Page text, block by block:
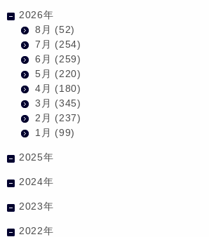
2026年
8月 (52)
7月 (254)
6月 (259)
5月 (220)
4月 (180)
3月 (345)
2月 (237)
1月 (99)
2025年
2024年
2023年
2022年